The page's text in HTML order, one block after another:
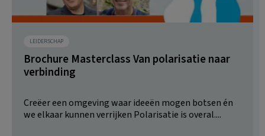
LEIDERSCHAP
Brochure Masterclass Van polarisatie naar
verbinding
Creëer een omgeving waar ideeën mogen botsen én
we elkaar kunnen verrijken Polarisatie is overal....